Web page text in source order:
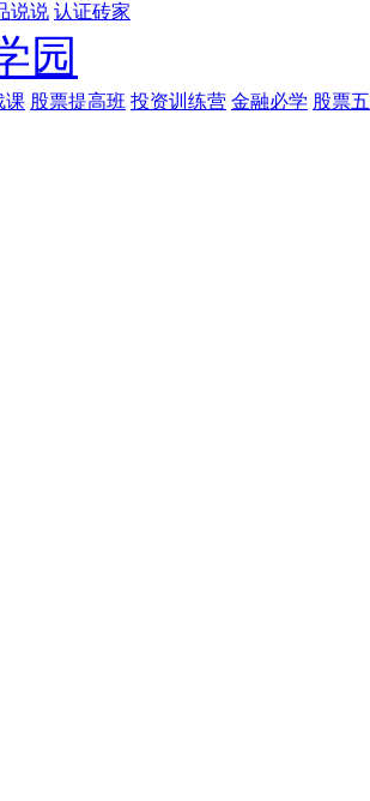
说说 认证砖家
园
课 股票提高班 投资训练营 金融必学 股票